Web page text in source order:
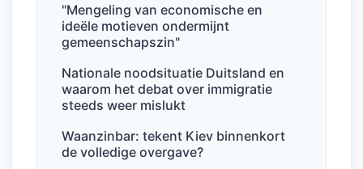
"Mengeling van economische en
ideële motieven ondermijnt
gemeenschapszin"
Nationale noodsituatie Duitsland en
waarom het debat over immigratie
steeds weer mislukt
Waanzinbar: tekent Kiev binnenkort
de volledige overgave?